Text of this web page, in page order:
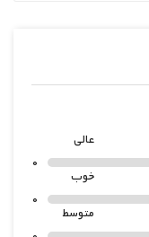
عالی
0
خوب
0
متوسط